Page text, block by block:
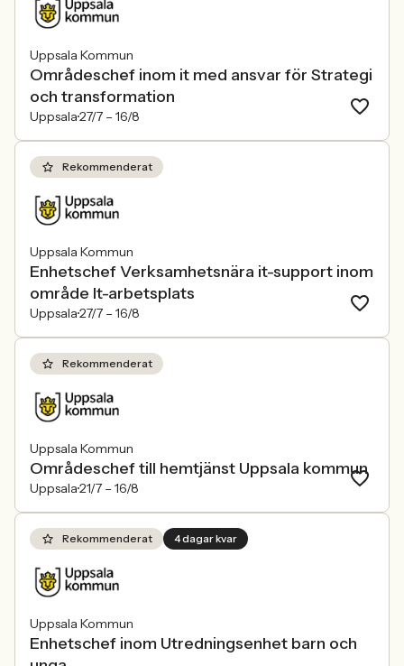
Uppsala Kommun
Områdeschef inom it med ansvar för Strategi
och transformation
Uppsala27/7 – 16/8
Rekommenderat
Uppsala Kommun
Enhetschef Verksamhetsnära it-support inom
område It-arbetsplats
Uppsala27/7 – 16/8
Rekommenderat
Uppsala Kommun
Områdeschef till hemtjänst Uppsala kommun
Uppsala21/7 – 16/8
Rekommenderat 4 dagar kvar
Uppsala Kommun
Enhetschef inom Utredningsenhet barn och